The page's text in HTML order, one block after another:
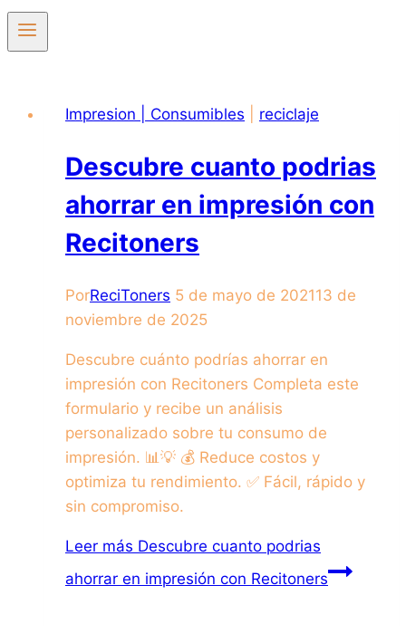
Impresion | Consumibles reciclaje
Descubre cuanto podrias
ahorrar en impresión con
Recitoners
PorReciToners 5 de mayo de 202113 de
noviembre de 2025
Descubre cuánto podrías ahorrar en
impresión con Recitoners Completa este
formulario y recibe un análisis
personalizado sobre tu consumo de
impresión. 📊💡 💰 Reduce costos y
optimiza tu rendimiento. ✅ Fácil, rápido y
sin compromiso.
Leer más Descubre cuanto podrias
ahorrar en impresión con Recitoners